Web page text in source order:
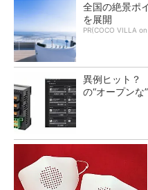
全国の絶景ポ
を展開
PR(COCO VILLA on
異例ヒット？
の“オープン